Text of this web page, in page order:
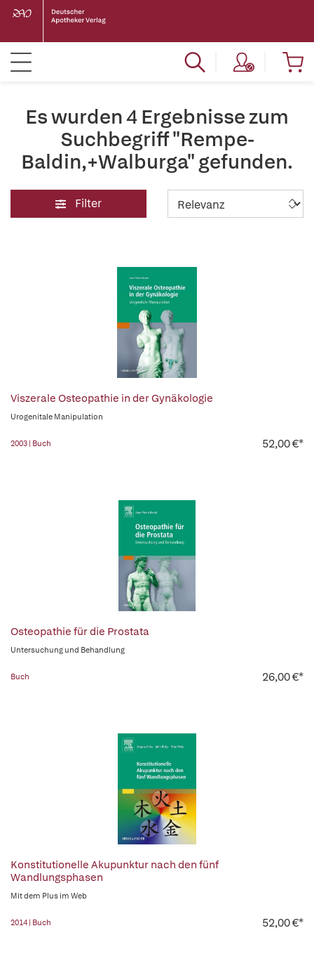
Es wurden 4 Ergebnisse zum
Suchbegriff "Rempe-
Baldin,+Walburga" gefunden.
Filter
Viszerale Osteopathie in der Gynäkologie
Urogenitale Manipulation
2003 | Buch 52,00 €*
Osteopathie für die Prostata
Untersuchung und Behandlung
Buch 26,00 €*
Konstitutionelle Akupunktur nach den fünf
Wandlungsphasen
Mit dem Plus im Web
2014 | Buch 52,00 €*